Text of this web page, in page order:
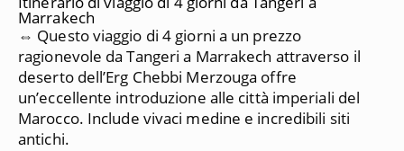
Marrakech
⇔ Questo viaggio di 4 giorni a un prezzo
ragionevole da Tangeri a Marrakech attraverso il
deserto dell’Erg Chebbi Merzouga offre
un’eccellente introduzione alle città imperiali del
Marocco. Include vivaci medine e incredibili siti
antichi.